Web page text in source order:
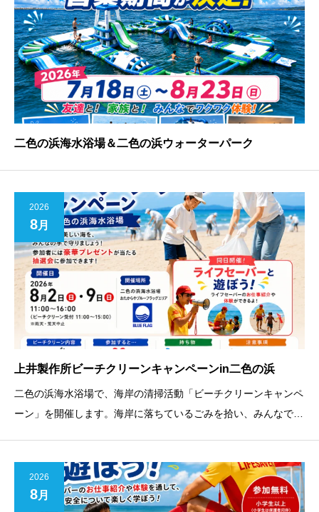
二色の浜海水浴場＆二色の浜ウォーターパーク
2026
8月
上井製作所ビーチクリーンキャンペーンin二色の浜
二色の浜海水浴場で、海岸の清掃活動「ビーチクリーンキャンペ
ーン」を開催します。海岸に落ちているごみを拾い、みんなで美
は、参加者を対象に豪華景品が当たる抽選会を実施します。何が
当た
2026
8月